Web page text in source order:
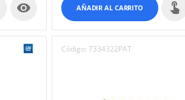
 AÑADIR AL CARRITO
Código: 7334322PAT